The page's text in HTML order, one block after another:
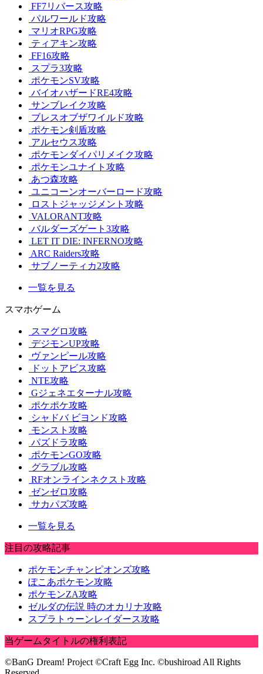
FF7リバース攻略
パルワールド攻略
マリオRPG攻略
ティアキン攻略
FF16攻略
スプラ3攻略
ポケモンSV攻略
バイオハザードRE4攻略
サンブレイク攻略
ブレスオブザワイルド攻略
ポケモン剣盾攻略
アルセウス攻略
ポケモンダイパリメイク攻略
ポケモンユナイト攻略
あつ森攻略
ユニコーンオーバーロード攻略
ロストジャッジメント攻略
VALORANT攻略
バルダーズゲート3攻略
LET IT DIE: INFERNO攻略
ARC Raiders攻略
サブノーティカ2攻略
一覧を見る
スマホゲーム
スマグロ攻略
デジモンUP攻略
ヴァンピール攻略
ドットアビス攻略
NTE攻略
Gジェネエターナル攻略
ポケポケ攻略
シャドバ ビヨンド攻略
モンスト攻略
パズドラ攻略
ポケモンGO攻略
グラブル攻略
RFオンラインネクスト攻略
ゼンゼロ攻略
サカパズ攻略
一覧を見る
注目の攻略記事
ポケモンチャンピオンズ攻略
ぽこあポケモン攻略
ポケモンZA攻略
ゼルダの伝説 時のオカリナ攻略
スプラトゥーンレイダース攻略
当ゲームタイトルの権利表記
©BanG Dream! Project ©Craft Egg Inc. ©bushiroad All Rights